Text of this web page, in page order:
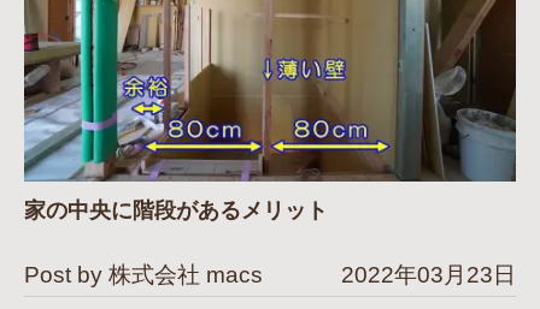
家の中央に階段があるメリット
Post by 株式会社 macs 2022年03月23日